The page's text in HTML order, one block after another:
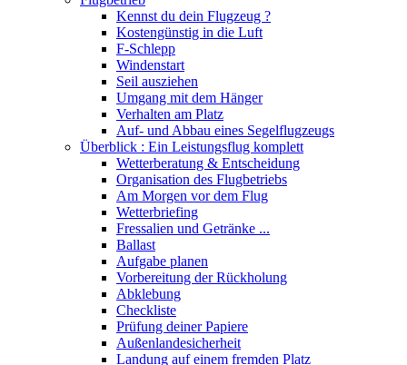
Kennst du dein Flugzeug ?
Kostengünstig in die Luft
F-Schlepp
Windenstart
Seil ausziehen
Umgang mit dem Hänger
Verhalten am Platz
Auf- und Abbau eines Segelflugzeugs
Überblick : Ein Leistungsflug komplett
Wetterberatung & Entscheidung
Organisation des Flugbetriebs
Am Morgen vor dem Flug
Wetterbriefing
Fressalien und Getränke ...
Ballast
Aufgabe planen
Vorbereitung der Rückholung
Abklebung
Checkliste
Prüfung deiner Papiere
Außenlandesicherheit
Landung auf einem fremden Platz